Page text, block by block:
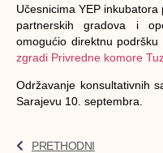
Učesnicima YEP
partnerskih gradova i
omogućio direktnu podršku
zgradi Privredne komore
Održavanje konsultativnih
Sarajevu 10. septembra.
PRETHODNI